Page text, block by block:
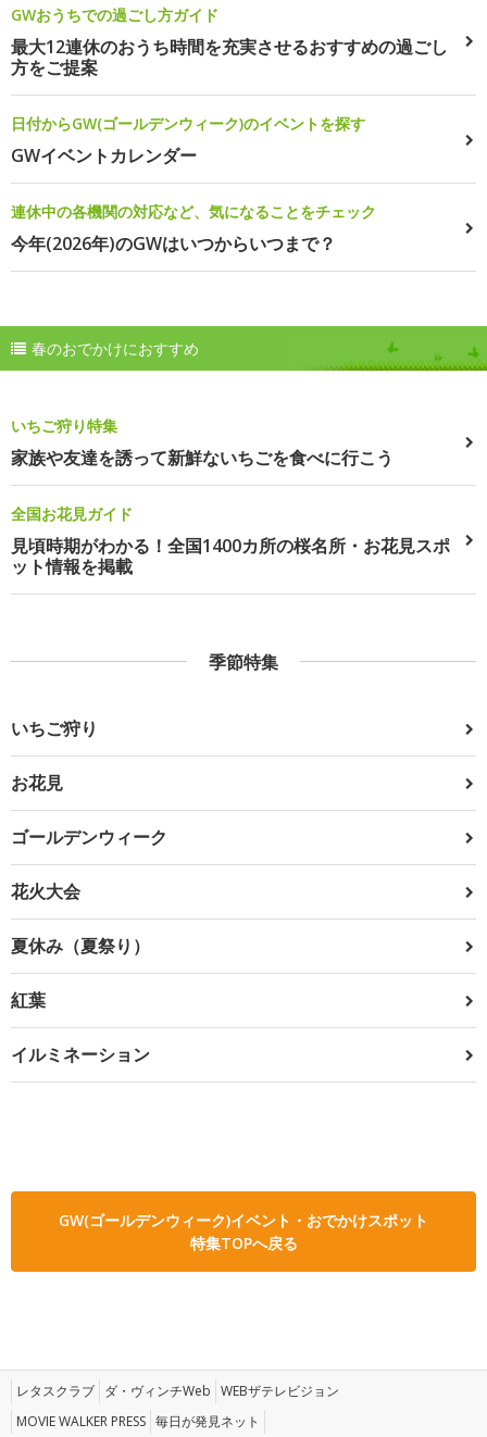
GWおうちでの過ごし方ガイド
最大12連休のおうち時間を充実させるおすすめの過ごし
方をご提案
日付からGW(ゴールデンウィーク)のイベントを探す
GWイベントカレンダー
連休中の各機関の対応など、気になることをチェック
今年(2026年)のGWはいつからいつまで？
春のおでかけにおすすめ
いちご狩り特集
家族や友達を誘って新鮮ないちごを食べに行こう
全国お花見ガイド
見頃時期がわかる！全国1400カ所の桜名所・お花見スポ
ット情報を掲載
季節特集
いちご狩り
お花見
ゴールデンウィーク
花火大会
夏休み（夏祭り）
紅葉
イルミネーション
GW(ゴールデンウィーク)イベント・おでかけスポット
特集TOPへ戻る
レタスクラブ ダ・ヴィンチWeb WEBザテレビジョン
MOVIE WALKER PRESS 毎日が発見ネット